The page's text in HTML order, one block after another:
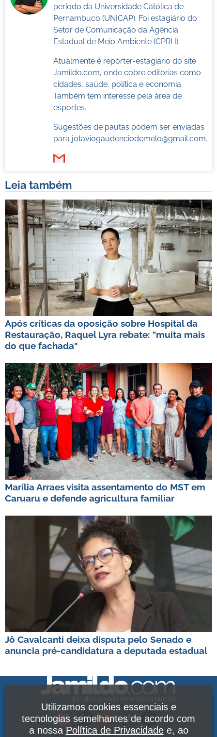
período da Universidade Católica de
Pernambuco (UNICAP). Foi estagiário do
Setor de Comunicação da Agência
Estadual de Meio Ambiente (CPRH).
Atualmente é repórter-estagiário do site
Jamildo.com, onde cobre editorias como
cidades, saúde, política e economia.
Também tem interesse pela área de
esportes.
Sugestões de pautas podem ser enviadas
para jotaviogaudenciodemelo@gmail.com.
Leia também
Após críticas da oposição sobre Hospital da
Restauração, Raquel Lyra rebate: "muita mais
do que fachada"
Marília Arraes visita assentamento do MST em
Caruaru e defende agricultura familiar
Jô Cavalcanti deixa disputa pelo Senado e
anuncia pré-candidatura a deputada estadual
Utilizamos cookies essenciais e
tecnologias semelhantes de acordo com
a nossa Política de Privacidadee, ao